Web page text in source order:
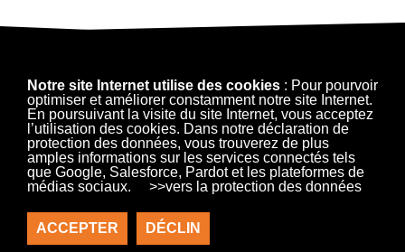
Protection des données à caractère personnel
Conditions générales / conditions d'achat
Notre site Internet utilise des cookies : Pour pourvoir
optimiser et améliorer constamment notre site Internet.
En poursuivant la visite du site Internet, vous acceptez
l’utilisation des cookies. Dans notre déclaration de
protection des données, vous trouverez de plus
amples informations sur les services connectés tels
que Google, Salesforce, Pardot et les plateformes de
médias sociaux. >>vers la protection des données
ACCEPTER DÉCLIN